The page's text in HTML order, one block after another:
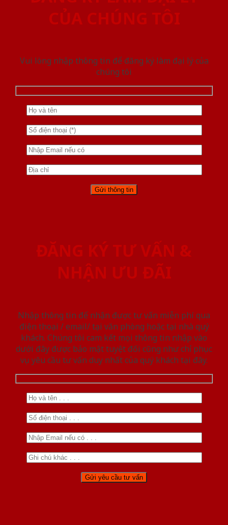
CỦA CHÚNG TÔI
Vui lòng nhập thông tin để đăng ký làm đại lý của
chúng tôi
ĐĂNG KÝ TƯ VẤN &
NHẬN ƯU ĐÃI
Nhập thông tin để nhận được tư vấn miễn phí qua
điện thoại / email/ tại văn phòng hoặc tại nhà quý
khách. Chúng tôi cam kết mọi thông tin nhập vào
dưới đây được bảo mật tuyệt đối cũng như chỉ phục
vụ yêu cầu tư vấn duy nhất của quý khách tại đây.